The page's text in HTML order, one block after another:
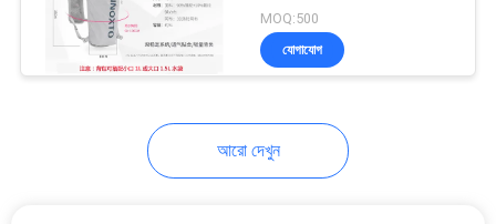
ইভা বৈদ্যুতিন কেস
ক্রস-কান্ট্রি ম্যারাথন ব্যাকপ্যাক
রাইডিং ব্যাগ
MOQ:500
যোগাযোগ
আরো দেখুন